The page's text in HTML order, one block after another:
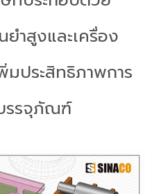
ำสูงและเครื่อง
ประสิทธิภาพการ
รรจุภัณฑ์